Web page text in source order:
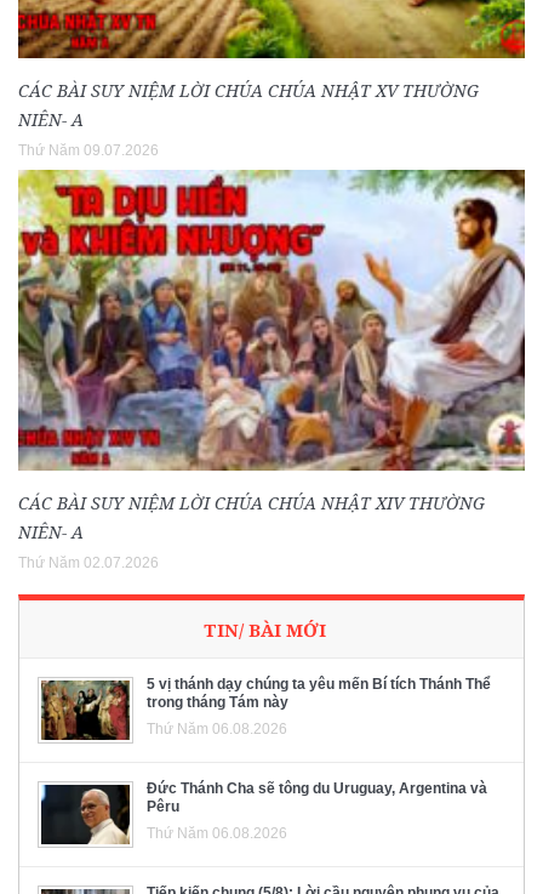
CÁC BÀI SUY NIỆM LỜI CHÚA CHÚA NHẬT XV THƯỜNG
NIÊN- A
Thứ Năm 09.07.2026
CÁC BÀI SUY NIỆM LỜI CHÚA CHÚA NHẬT XIV THƯỜNG
NIÊN- A
Thứ Năm 02.07.2026
TIN/ BÀI MỚI
5 vị thánh dạy chúng ta yêu mến Bí tích Thánh Thể
trong tháng Tám này
Thứ Năm 06.08.2026
Đức Thánh Cha sẽ tông du Uruguay, Argentina và
Pêru
Thứ Năm 06.08.2026